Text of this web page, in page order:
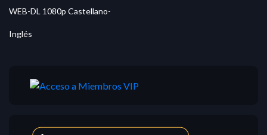
WEB-DL 1080p Castellano-
Inglés